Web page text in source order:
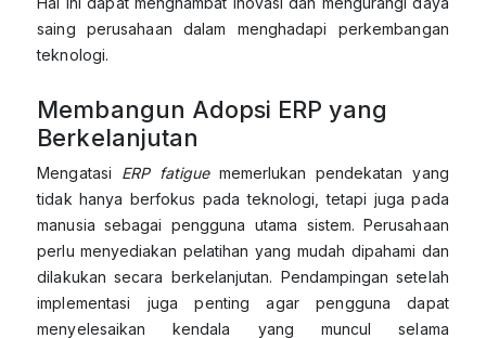
saing perusahaan dalam menghadapi perkembangan
teknologi.
Membangun Adopsi ERP yang
Berkelanjutan
Mengatasi ERP fatiguememerlukan pendekatan yang
tidak hanya berfokus pada teknologi, tetapi juga pada
manusia sebagai pengguna utama sistem. Perusahaan
perlu menyediakan pelatihan yang mudah dipahami dan
dilakukan secara berkelanjutan. Pendampingan setelah
implementasi juga penting agar pengguna dapat
menyelesaikan kendala yang muncul selama